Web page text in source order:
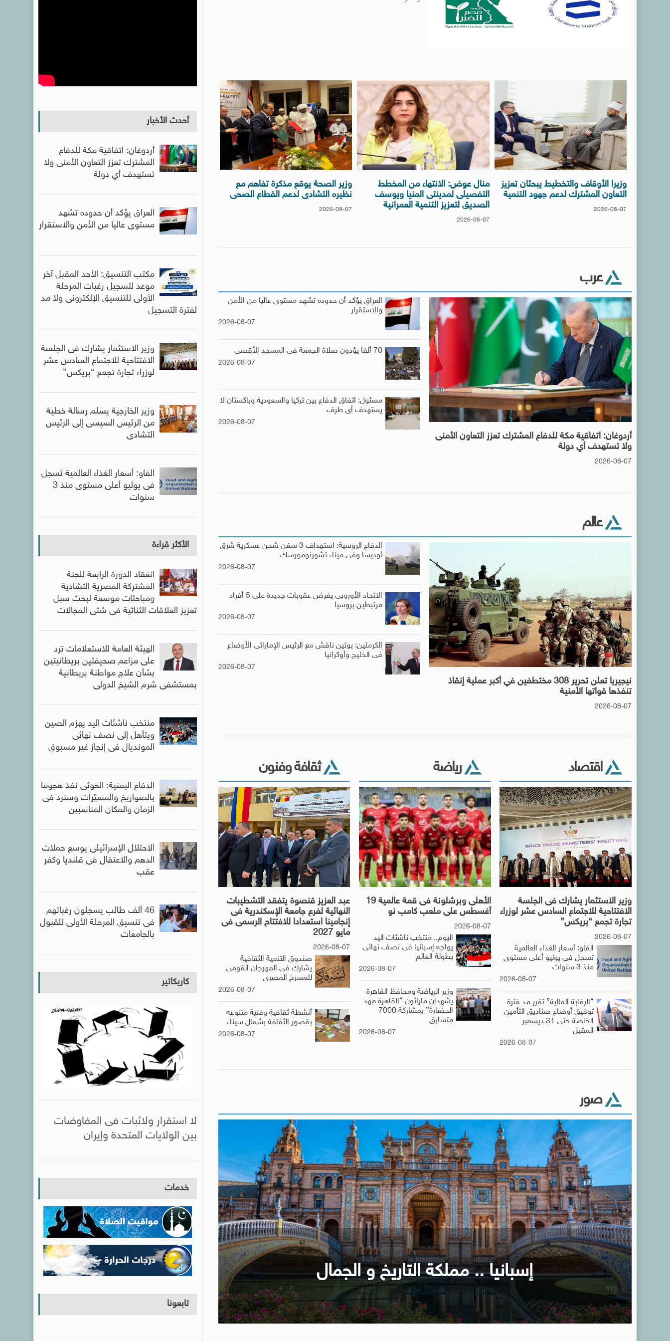
وزيرا الأوقاف والتخطيط يبحثان تعزيز
التعاون المشترك لدعم جهود التنمية
2026-08-07
منال عوض: الانتهاء من المخطط
التفصيلى لمدينتى المنيا ويوسف
الصديق لتعزيز التنمية العمرانية
2026-08-07
وزير الصحة يوقع مذكرة تفاهم مع
نظيره التشادى لدعم القطاع الصحى
2026-08-07
عرب
العراق يؤكد أن حدوده تشهد مستوى عاليا من الأمن
والاستقرار
2026-08-07
70 ألفا يؤدون صلاة الجمعة فى المسجد الأقصى
2026-08-07
مسئول: اتفاق الدفاع بين تركيا والسعودية وباكستان لا
يستهدف أى طرف
2026-08-07
أردوغان: اتفاقية مكة للدفاع المشترك تعزز التعاون الأمنى
ولا تستهدف أي دولة
2026-08-07
عالم
الدفاع الروسية: استهداف 3 سفن شحن عسكرية شرق
أوديسا وفى ميناء تشورنومورسك
2026-08-07
الاتحاد الأوروبى يفرض عقوبات جديدة على 5 أفراد
مرتبطين بروسيا
2026-08-07
الكرملين: بوتين ناقش مع الرئيس الإماراتى الأوضاع
فى الخليج وأوكرانيا
2026-08-07
نيجيريا تعلن تحرير 308 مختطفين في أكبر عملية إنقاذ
تنفذها قواتها الأمنية
2026-08-07
ثقافة وفنون
عبد العزيز قنصوة يتفقد التشطيبات
النهائية لفرع جامعة الإسكندرية فى
إنجامينا استعدادا للافتتاح الرسمى فى
مايو 2027
2026-08-07
صندوق التنمية الثقافية
يشارك فى المهرجان القومى
للمسرح المصرى
2026-08-07
أنشطة ثقافية وفنية متنوعه
بقصور الثقافة بشمال سيناء
2026-08-07
رياضة
الأهلى وبرشلونة فى قمة عالمية 19
أغسطس على ملعب كامب نو
2026-08-07
اليوم.. منتخب ناشئات اليد
يواجه إسبانيا فى نصف نهائى
بطولة العالم
2026-08-07
وزير الرياضة ومحافظ القاهرة
يشهدان ماراثون “القاهرة مهد
الحضارة” بمشاركة 7000
متسابق
2026-08-07
اقتصاد
وزير الاستثمار يشارك فى الجلسة
الافتتاحية للاجتماع السادس عشر لوزراء
تجارة تجمع “بريكس”
2026-08-07
الفاو: أسعار الغذاء العالمية
تسجل فى يوليو أعلى مستوى
منذ 3 سنوات
2026-08-07
“الرقابة المالية” تقرر مد فترة
توفيق أوضاع صناديق التأمين
الخاصة حتى 31 ديسمبر
المقبل
2026-08-07
صور
إسبانيا .. مملكة التاريخ و الجمال
أحدث الأخبار
أردوغان: اتفاقية مكة للدفاع
المشترك تعزز التعاون الأمنى ولا
تستهدف أي دولة
العراق يؤكد أن حدوده تشهد
مستوى عاليا من الأمن والاستقرار
مكتب التنسيق: الأحد المقبل آخر
موعد لتسجيل رغبات المرحلة
الأولى للتنسيق الإلكترونى ولا مد
لفترة التسجيل
وزير الاستثمار يشارك فى الجلسة
الافتتاحية للاجتماع السادس عشر
لوزراء تجارة تجمع “بريكس”
وزير الخارجية يسلم رسالة خطية
من الرئيس السيسى إلى الرئيس
التشادى
الفاو: أسعار الغذاء العالمية تسجل
فى يوليو أعلى مستوى منذ 3
سنوات
الأكثر قراءة
انعقاد الدورة الرابعة للجنة
المشتركة المصرية التشادية
ومباحثات موسعة لبحث سبل
تعزيز العلاقات الثنائية فى شتى المجالات
الهيئة العامة للاستعلامات ترد
على مزاعم صحيفتين بريطانيتين
بشأن علاج مواطنة بريطانية
بمستشفى شرم الشيخ الدولى
منتخب ناشئات اليد يهزم الصين
ويتأهل إلى نصف نهائى
المونديال فى إنجاز غير مسبوق
الدفاع اليمنية: الحوثى نفذ هجوما
بالصواريخ والمسيّرات وسنرد فى
الزمان والمكان المناسبين
الاحتلال الإسرائيلى يوسع حملات
الدهم والاعتقال فى قلنديا وكفر
عقب
46 ألف طالب يسجلون رغباتهم
فى تنسيق المرحلة الأولى للقبول
بالجامعات
كاريكاتير
لا استقرار ولاثبات فى المفاوضات
بين الولايات المتحدة وإيران
خدمات
تابعونا